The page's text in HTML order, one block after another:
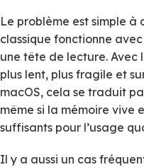
Le problème est simple à
classique fonctionne
une tête de lecture. Avec
plus lent, plus fragile et
macOS, cela se traduit
même si la mémoire vive
suffisants pour l’usage
Il y a aussi un cas